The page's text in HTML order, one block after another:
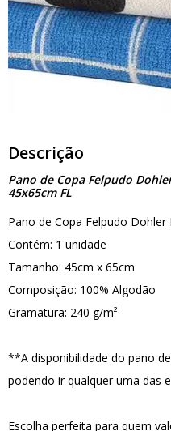
Descrição
Pano de Copa Felpudo
45x65cm FL
Pano de Copa Felpudo
Contém: 1 unidade
Tamanho: 45cm x 65cm
Composição: 100% Algodão
Gramatura: 240 g/m²
**A disponibilidade do pano
podendo ir qualquer uma das
Escolha perfeita para quem